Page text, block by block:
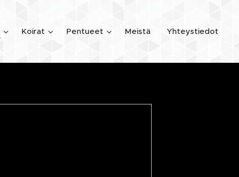
Koirat Pentueet Meistä Yhteystiedot